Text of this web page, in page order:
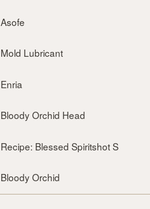
Asofe
Mold Lubricant
Enria
Bloody Orchid Head
Recipe: Blessed Spiritshot S
Bloody Orchid